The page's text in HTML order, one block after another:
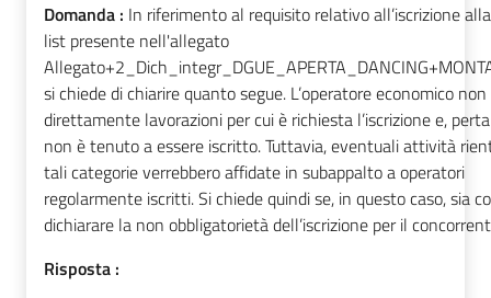
Domanda : In riferimento al requisito relativo all’iscrizione
list presente nell'allegato
si chiede di chiarire quanto segue. L’operatore economico
direttamente lavorazioni per cui è richiesta l’iscrizione e,
non è tenuto a essere iscritto. Tuttavia, eventuali attività
tali categorie verrebbero affidate in subappalto a operatori
regolarmente iscritti. Si chiede quindi se, in questo caso, sia
dichiarare la non obbligatorietà dell’iscrizione per il
Risposta :